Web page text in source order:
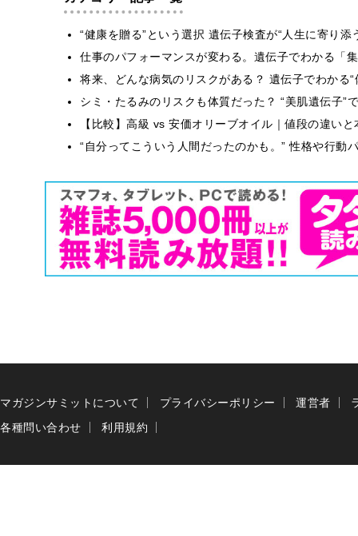
“健康を贈る”という選択 遺伝子検査が“人生に寄り添
仕事のパフォーマンスが変わる。遺伝子でわかる「
将来、どんな病気のリスクがある？ 遺伝子でわかる
シミ・たるみのリスクも体質だった？ “美肌遺伝子”
【比較】高級 vs 安価オリーブオイル｜値段の違い
“自分ってこういう人間だったのかも。” 性格や行動
マガジンサミットについて プライバシーポリシー 運営者
各種問い合わせ
利用規約